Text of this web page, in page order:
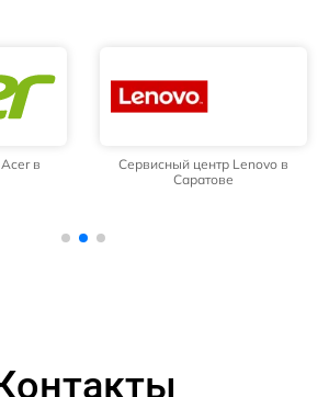
в
Сервисный центр Lenovo в
Саратове